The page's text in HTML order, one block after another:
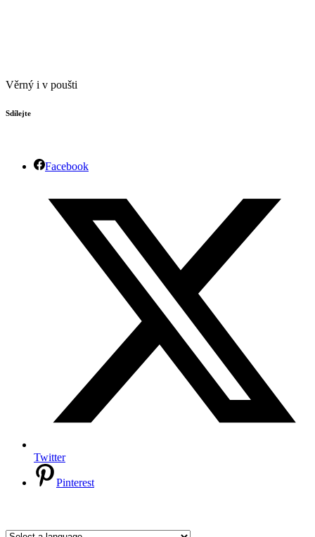
Věrný i v poušti
Sdílejte
Facebook
Twitter
Pinterest